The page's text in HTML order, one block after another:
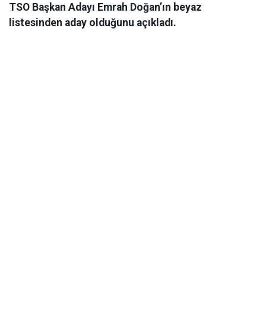
TSO Başkan Adayı Emrah Doğan’ın beyaz
listesinden aday olduğunu açıkladı.